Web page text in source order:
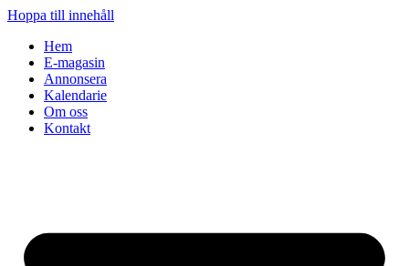
Hoppa till innehåll
Hem
E-magasin
Annonsera
Kalendarie
Om oss
Kontakt